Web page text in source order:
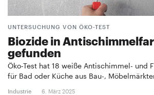
UNTERSUCHUNG VON ÖKO-TEST
Biozide in
gefunden
Öko-Test hat 18 weiße Antischimmel- und
für Bad oder Küche aus Bau-,
Industrie 6. März 2025